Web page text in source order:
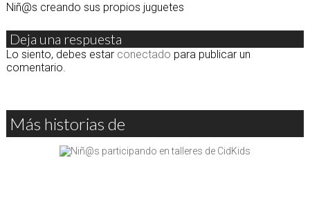
Niñ@s creando sus propios juguetes
Deja una respuesta
Lo siento, debes estar conectado para publicar un
comentario.
Más historias de